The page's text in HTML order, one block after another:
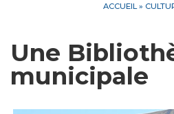
ACCUEIL »
Une
municipale